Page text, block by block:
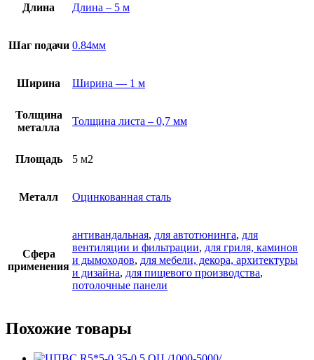
Длина Длина – 5 м
Шаг подачи 0.84мм
Ширина Ширина — 1 м
Толщина
металла
Толщина листа – 0,7 мм
Площадь 5 м2
Металл Оцинкованная сталь
Сфера
применения
антивандальная, для автотюнинга, для
вентиляции и фильтрации, для гриля, каминов
и дымоходов, для мебели, декора, архитектуры
и дизайна, для пищевого производства,
потолочные панели
Похожие товары